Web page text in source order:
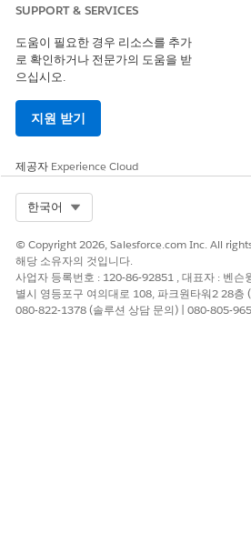
SUPPORT & SERVICES
도움이 필요한 경우 리소스를 추가
로 확인하거나 전문가의 도움을 받
으십시오.
지원 받기
제공자 Experience Cloud
한국어
© Copyright 2026, Salesforce.com Inc. All
해당 소유자의 것입니다.
사업자 등록번호 : 120-86-92851 , 대표자 : 벤슨
별시 영등포구 여의대로 108, 파크원타워2 28층
080-822-1378 (솔루션 상담 문의) | 080-805-